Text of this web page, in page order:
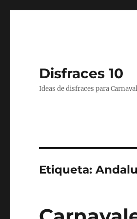
Disfraces 10
Ideas de disfraces para
Etiqueta: